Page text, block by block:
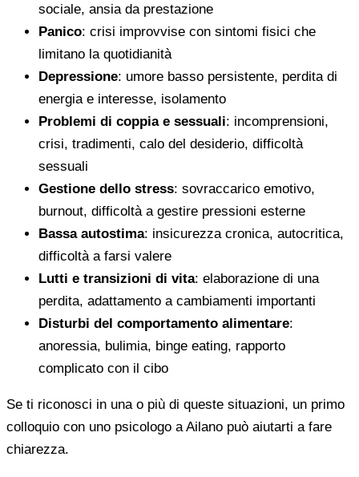
sociale, ansia da prestazione
Panico: crisi improvvise con sintomi fisici che
limitano la quotidianità
Depressione: umore basso persistente, perdita di
energia e interesse, isolamento
Problemi di coppia e sessuali: incomprensioni,
crisi, tradimenti, calo del desiderio, difficoltà
sessuali
Gestione dello stress: sovraccarico emotivo,
burnout, difficoltà a gestire pressioni esterne
Bassa autostima: insicurezza cronica, autocritica,
difficoltà a farsi valere
Lutti e transizioni di vita: elaborazione di una
perdita, adattamento a cambiamenti importanti
Disturbi del comportamento alimentare:
anoressia, bulimia, binge eating, rapporto
complicato con il cibo
Se ti riconosci in una o più di queste situazioni, un primo
colloquio con uno psicologo a Ailano può aiutarti a fare
chiarezza.